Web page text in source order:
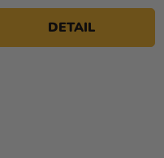
DETAIL